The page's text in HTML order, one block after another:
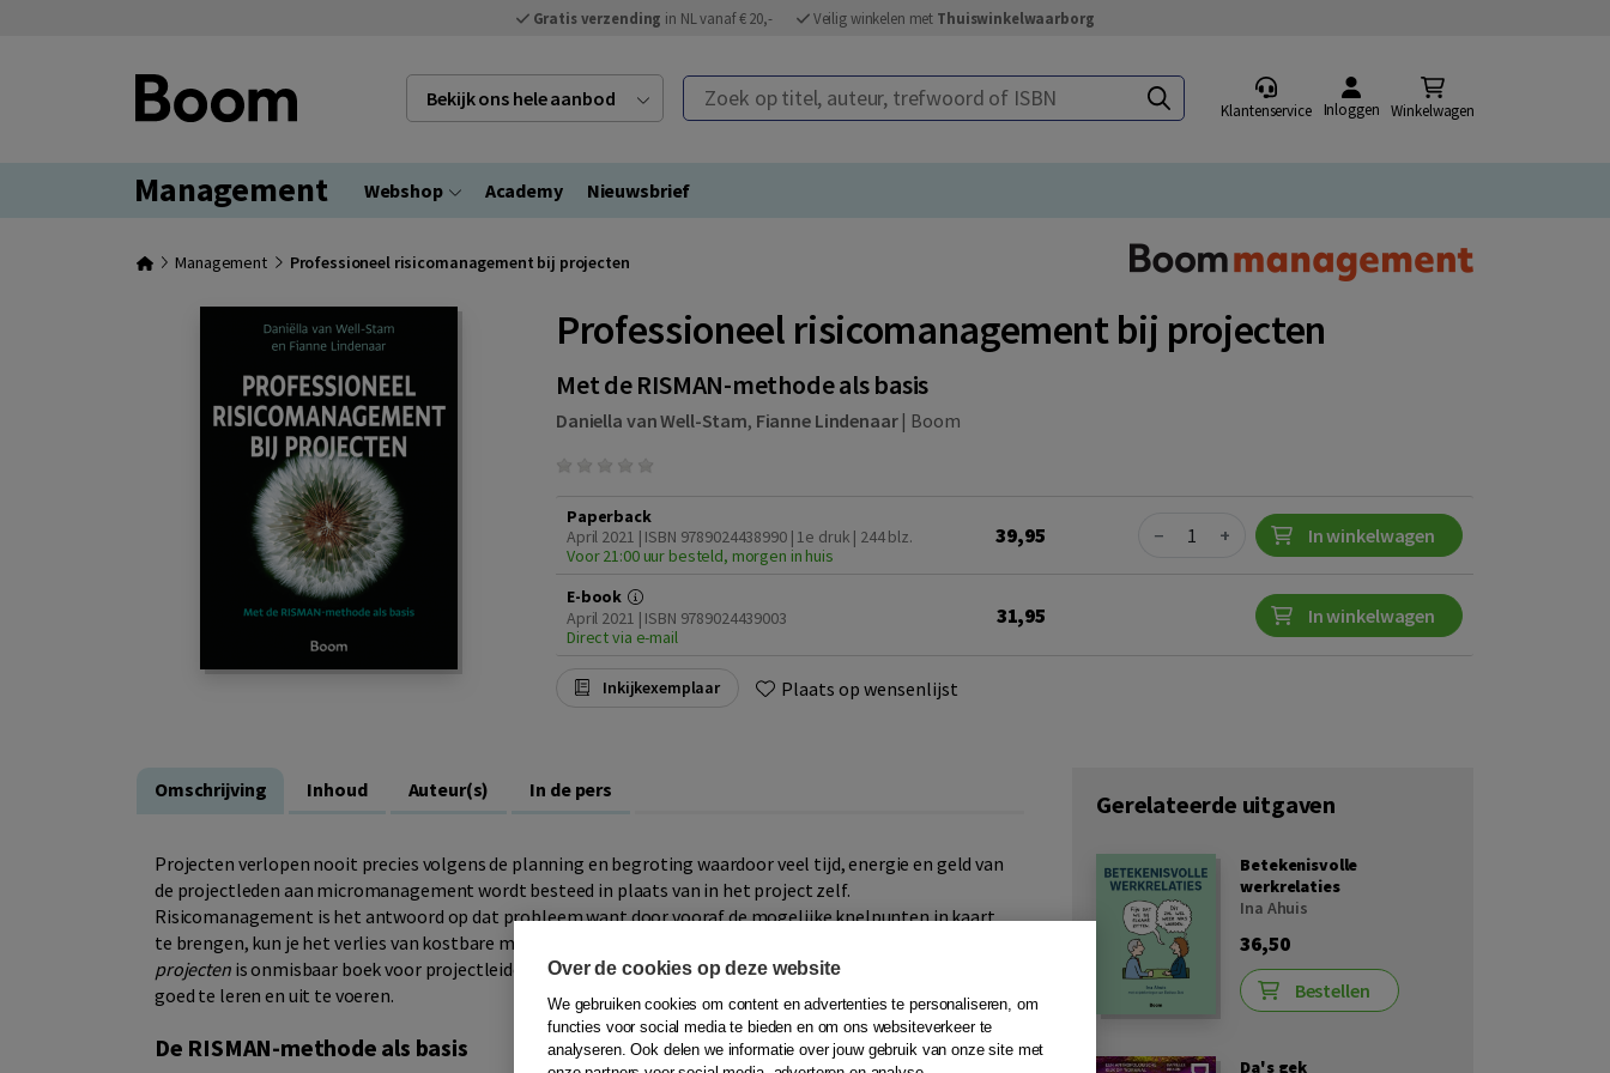
Gratis verzending in NL vanaf € 20,- Veilig winkelen met Thuiswinkelwaarborg
Bekijk ons hele aanbod Zoek op titel, auteur, trefwoord of ISBN
Klantenservice Inloggen Winkelwagen
Management Webshop Academy Nieuwsbrief
Management Professioneel risicomanagement bij projecten
Professioneel risicomanagement bij projecten
Met de RISMAN-methode als basis
Daniella van Well-Stam, Fianne Lindenaar| Boom
Paperback
April 2021 | ISBN 9789024438990 | 1e druk | 244 blz.
Voor 21:00 uur besteld, morgen in huis
39,95 Quantity
− + In winkelwagen
E-book
April 2021 | ISBN 9789024439003
Direct via e-mail
31,95 In winkelwagen
Inkijkexemplaar Plaats op wensenlijst
Omschrijving Inhoud Auteur(s) In de pers
Projecten verlopen nooit precies volgens de planning en begroting waardoor veel tijd, energie en geld van
de projectleden aan micromanagement wordt besteed in plaats van in het project zelf.
Risicomanagement is het antwoord op dat probleem want door vooraf de mogelijke knelpunten in kaart
te brengen, kun je het verlies van kostbare middelen voorkomen.
projectenis onmisbaar boek voor projectleiders en teamleden om risicoanalyses en risicomanagement
goed te leren en uit te voeren.
De RISMAN-methode als basis
Gerelateerde uitgaven
Betekenisvolle
werkrelaties
Ina Ahuis
36,50
Bestellen
Da's gek
Over de cookies op deze website
We gebruiken cookies om content en advertenties te personaliseren, om
functies voor social media te bieden en om ons websiteverkeer te
analyseren. Ook delen we informatie over jouw gebruik van onze site met